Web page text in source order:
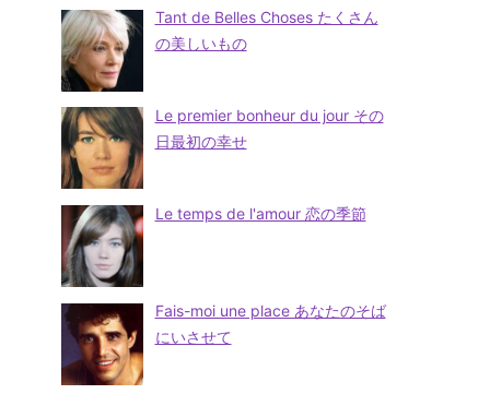
Tant de Belles Choses たくさん
の美しいもの
Le premier bonheur du jour その
日最初の幸せ
Le temps de l'amour 恋の季節
Fais-moi une place あなたのそば
にいさせて